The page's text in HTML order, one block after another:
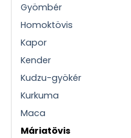
Gyömbér
Homoktövis
Kapor
Kender
Kudzu-gyökér
Kurkuma
Maca
Máriatövis